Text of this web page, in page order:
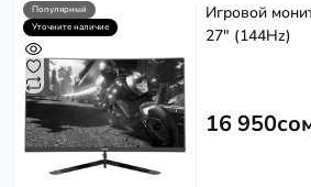
Популярный
Уточните наличие
Игровой
27" (144Hz)
16